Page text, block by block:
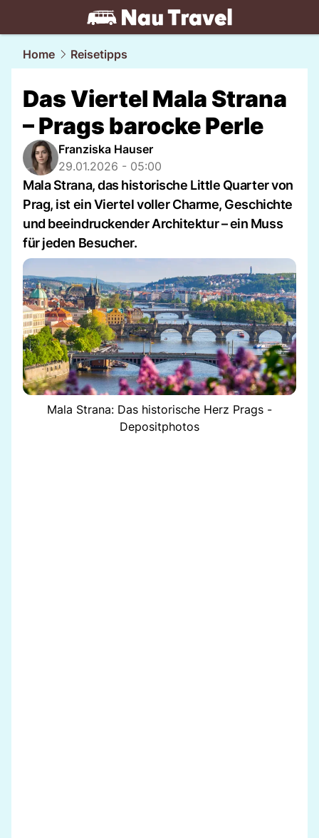
travel.NAU.ch
Home Reisetipps
Das Viertel Mala Strana
– Prags barocke Perle
Franziska Hauser
29.01.2026 - 05:00
Mala Strana, das historische Little Quarter von
Prag, ist ein Viertel voller Charme, Geschichte
und beeindruckender Architektur – ein Muss
für jeden Besucher.
Mala Strana: Das historische Herz Prags -
Depositphotos